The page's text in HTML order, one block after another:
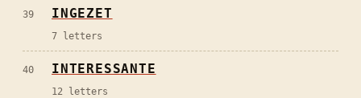
39 INGEZET
7 letters
40 INTERESSANTE
12 letters